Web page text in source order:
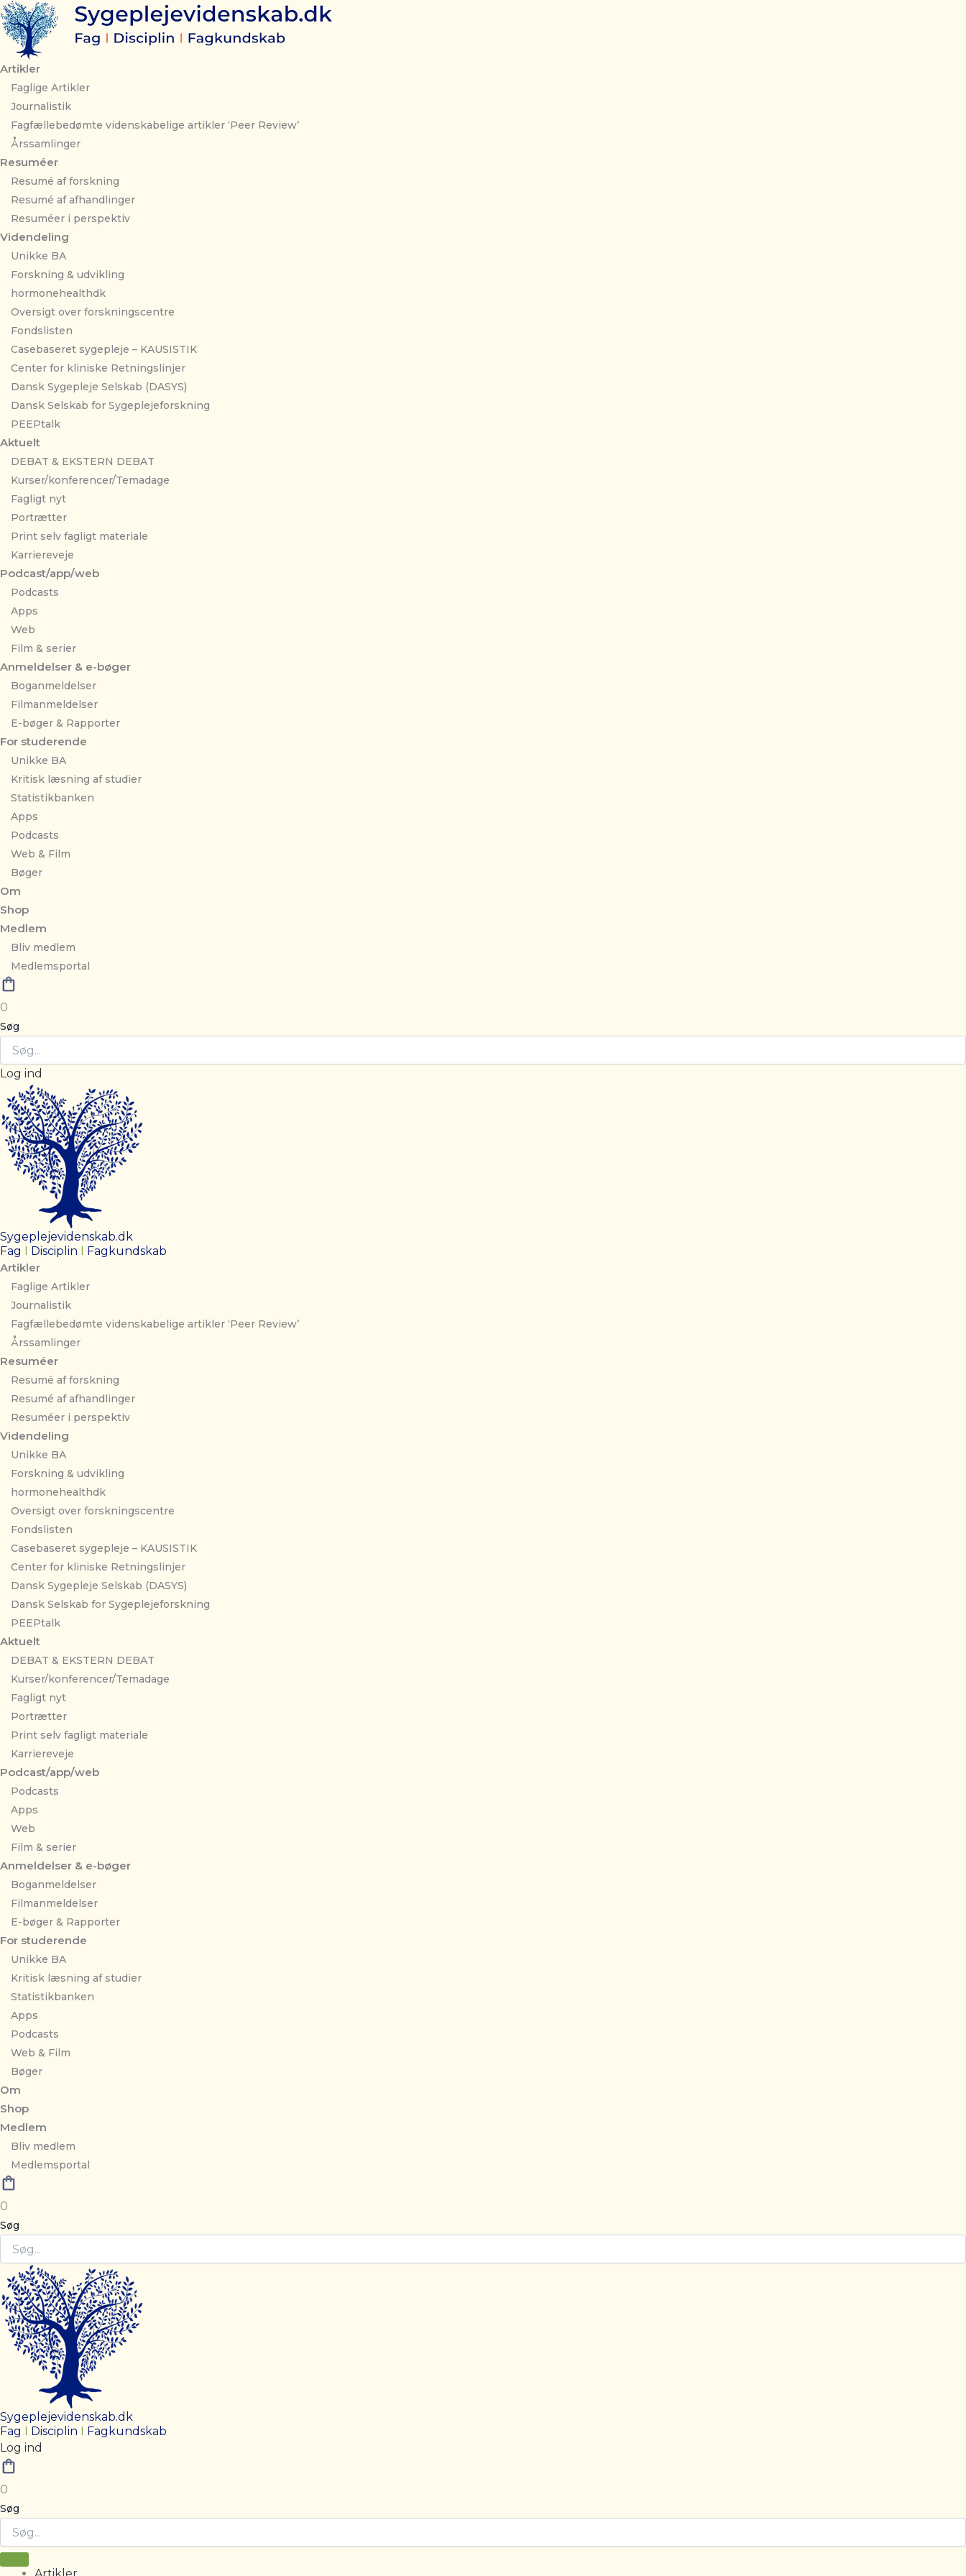
Gå
til
indholdet
Artikler
Faglige Artikler
Journalistik
Fagfællebedømte videnskabelige artikler ‘Peer Review’
Årssamlinger
Resuméer
Resumé af forskning
Resumé af afhandlinger
Resuméer i perspektiv
Videndeling
Unikke BA
Forskning & udvikling
hormonehealthdk
Oversigt over forskningscentre
Fondslisten
Casebaseret sygepleje – KAUSISTIK
Center for kliniske Retningslinjer
Dansk Sygepleje Selskab (DASYS)
Dansk Selskab for Sygeplejeforskning
PEEPtalk
Aktuelt
DEBAT & EKSTERN DEBAT
Kurser/konferencer/Temadage
Fagligt nyt
Portrætter
Print selv fagligt materiale
Karriereveje
Podcast/app/web
Podcasts
Apps
Web
Film & serier
Anmeldelser & e-bøger
Boganmeldelser
Filmanmeldelser
E-bøger & Rapporter
For studerende
Unikke BA
Kritisk læsning af studier
Statistikbanken
Apps
Podcasts
Web & Film
Bøger
Om
Shop
Medlem
Bliv medlem
Medlemsportal
0
Søg
Log ind
Sygeplejevidenskab.dk
Fag I Disciplin I Fagkundskab
Artikler
Faglige Artikler
Journalistik
Fagfællebedømte videnskabelige artikler ‘Peer Review’
Årssamlinger
Resuméer
Resumé af forskning
Resumé af afhandlinger
Resuméer i perspektiv
Videndeling
Unikke BA
Forskning & udvikling
hormonehealthdk
Oversigt over forskningscentre
Fondslisten
Casebaseret sygepleje – KAUSISTIK
Center for kliniske Retningslinjer
Dansk Sygepleje Selskab (DASYS)
Dansk Selskab for Sygeplejeforskning
PEEPtalk
Aktuelt
DEBAT & EKSTERN DEBAT
Kurser/konferencer/Temadage
Fagligt nyt
Portrætter
Print selv fagligt materiale
Karriereveje
Podcast/app/web
Podcasts
Apps
Web
Film & serier
Anmeldelser & e-bøger
Boganmeldelser
Filmanmeldelser
E-bøger & Rapporter
For studerende
Unikke BA
Kritisk læsning af studier
Statistikbanken
Apps
Podcasts
Web & Film
Bøger
Om
Shop
Medlem
Bliv medlem
Medlemsportal
0
Søg
Sygeplejevidenskab.dk
Fag I Disciplin I Fagkundskab
Log ind
0
Søg